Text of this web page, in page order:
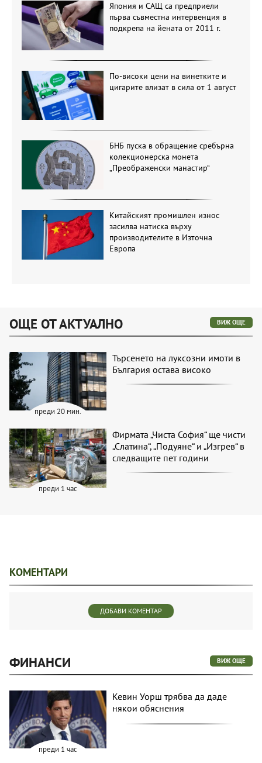
Япония и САЩ са предприели
първа съвместна интервенция в
подкрепа на йената от 2011 г.
По-високи цени на винетките и
цигарите влизат в сила от 1 август
БНБ пуска в обращение сребърна
колекционерска монета
„Преображенски манастир“
Китайският промишлен износ
засилва натиска върху
производителите в Източна
Европа
ОЩЕ ОТ АКТУАЛНО ВИЖ ОЩЕ
преди 20 мин.
Търсенето на луксозни имоти в
България остава високо
преди 1 час
Фирмата „Чиста София“ ще чисти
„Слатина“, „Подуяне“ и „Изгрев“ в
следващите пет години
КОМЕНТАРИ
ДОБАВИ КОМЕНТАР
ФИНАНСИ ВИЖ ОЩЕ
преди 1 час
Кевин Уорш трябва да даде
някои обяснения